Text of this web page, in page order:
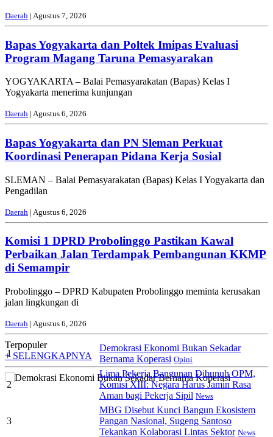
Daerah | Agustus 7, 2026
Bapas Yogyakarta dan Poltek Imipas Evaluasi
Program Magang Taruna Pemasyarakan
YOGYAKARTA – Balai Pemasyarakatan (Bapas) Kelas I
Yogyakarta menerima kunjungan
Daerah | Agustus 6, 2026
Bapas Yogyakarta dan PN Sleman Perkuat
Koordinasi Penerapan Pidana Kerja Sosial
SLEMAN – Balai Pemasyarakatan (Bapas) Kelas I Yogyakarta dan
Pengadilan
Daerah | Agustus 6, 2026
Komisi 1 DPRD Probolinggo Pastikan Kawal
Perbaikan Jalan Terdampak Pembangunan KKMP
di Semampir
Probolinggo – DPRD Kabupaten Probolinggo meminta kerusakan
jalan lingkungan di
Daerah | Agustus 6, 2026
Terpopuler
+ SELENGKAPNYA
1
Demokrasi Ekonomi Bukan Sekadar
Bernama Koperasi Opini
2
Lima Pekerja Bangunan Dibunuh OPM,
Komisi XIII: Negara Harus Jamin Rasa
Aman bagi Pekerja Sipil News
3
MBG Disebut Kunci Bangun Ekosistem
Pangan Nasional, Sugeng Santoso
Tekankan Kolaborasi Lintas Sektor News